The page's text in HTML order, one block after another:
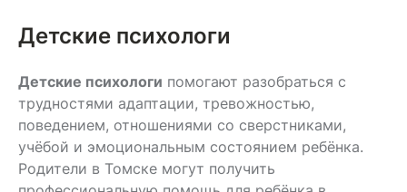
Детские психологи
Детские психологи помогают разобраться с
трудностями адаптации, тревожностью,
поведением, отношениями со сверстниками,
учёбой и эмоциональным состоянием ребёнка.
Родители в Томске могут получить